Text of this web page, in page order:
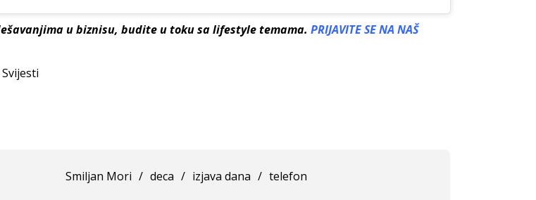
u biznisu, budite u toku sa lifestyle temama. PRIJAVITE SE NA NAŠ
Smiljan Mori / deca / izjava dana / telefon